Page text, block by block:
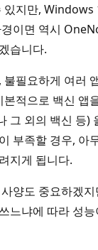
있지만, Windows
이면 역시
습니다.
필요하게 여러
적으로 백신 앱
그 외의 백신 등)
부족할 경우, 아
지게 됩니다.
양도 중요하겠
느냐에 따라 성